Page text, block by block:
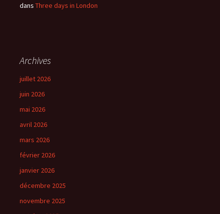
dans Three days in London
Archives
juillet 2026
juin 2026
mai 2026
avril 2026
mars 2026
février 2026
janvier 2026
décembre 2025
novembre 2025